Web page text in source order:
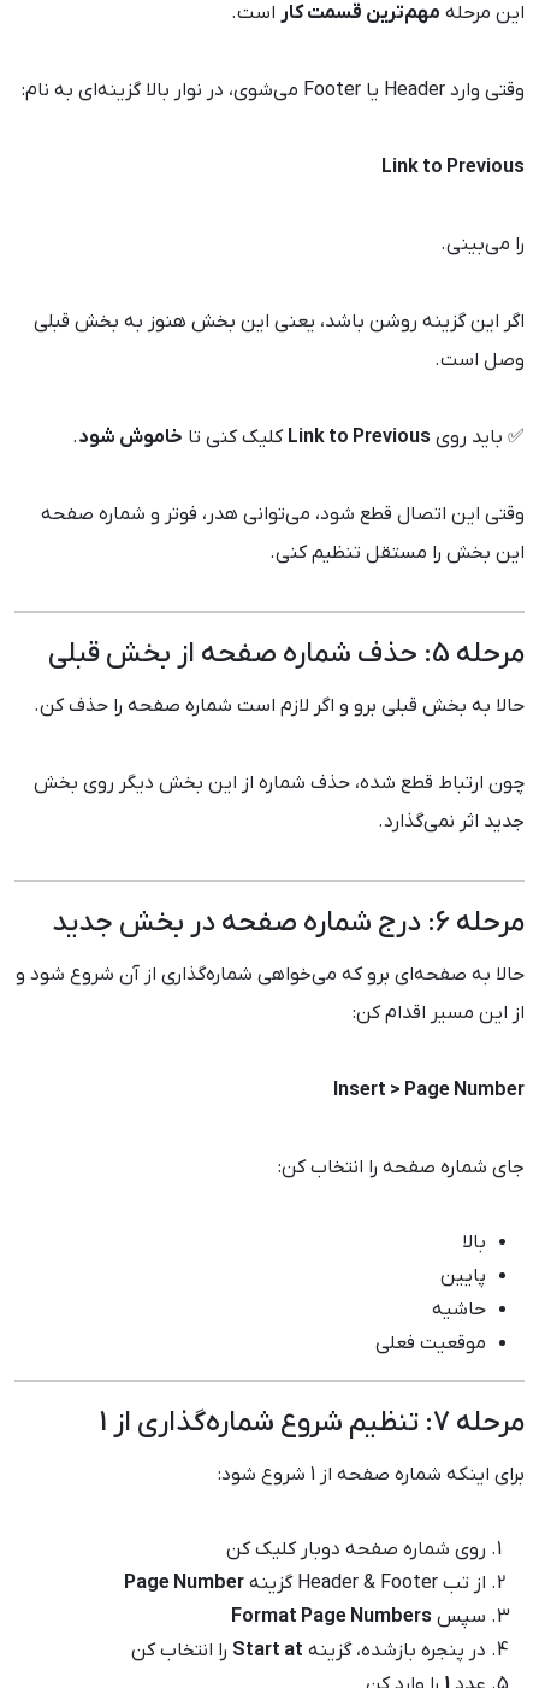
این مرحله مهم‌ترین قسمت کار است.
وقتی وارد Header یا Footer می‌شوی، در نوار بالا گزینه‌ای به نام:
Link to Previous
را می‌بینی.
اگر این گزینه روشن باشد، یعنی این بخش هنوز به بخش قبلی
وصل است.
✅ باید روی Link to Previous کلیک کنی تا خاموش شود.
وقتی این اتصال قطع شود، می‌توانی هدر، فوتر و شماره صفحه
این بخش را مستقل تنظیم کنی.
مرحله 5: حذف شماره صفحه از بخش قبلی
حالا به بخش قبلی برو و اگر لازم است شماره صفحه را حذف کن.
چون ارتباط قطع شده، حذف شماره از این بخش دیگر روی بخش
جدید اثر نمی‌گذارد.
مرحله 6: درج شماره صفحه در بخش جدید
حالا به صفحه‌ای برو که می‌خواهی شماره‌گذاری از آن شروع شود و
از این مسیر اقدام کن:
Insert > Page Number
جای شماره صفحه را انتخاب کن:
بالا
پایین
حاشیه
موقعیت فعلی
مرحله 7: تنظیم شروع شماره‌گذاری از 1
برای اینکه شماره صفحه از 1 شروع شود:
روی شماره صفحه دوبار کلیک کن
از تب Header & Footer گزینه
Page Number
سپس Format Page Numbers
در پنجره بازشده، گزینه Start at را انتخاب کن